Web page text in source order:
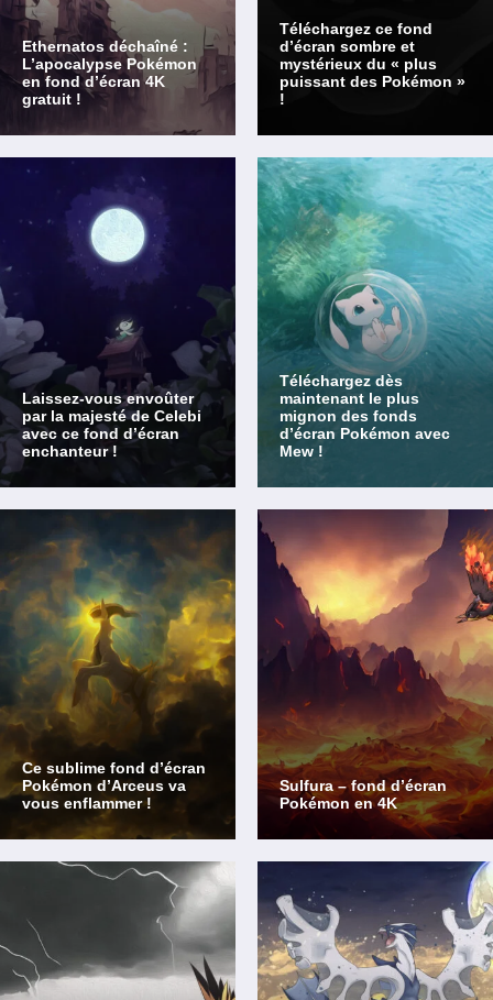
Ethernatos déchaîné :
L’apocalypse Pokémon
en fond d’écran 4K
gratuit !
Téléchargez ce fond
d’écran sombre et
mystérieux du « plus
puissant des Pokémon »
!
Laissez-vous envoûter
par la majesté de Celebi
avec ce fond d’écran
enchanteur !
Téléchargez dès
maintenant le plus
mignon des fonds
d’écran Pokémon avec
Mew !
Ce sublime fond d’écran
Pokémon d’Arceus va
vous enflammer !
Sulfura – fond d’écran
Pokémon en 4K